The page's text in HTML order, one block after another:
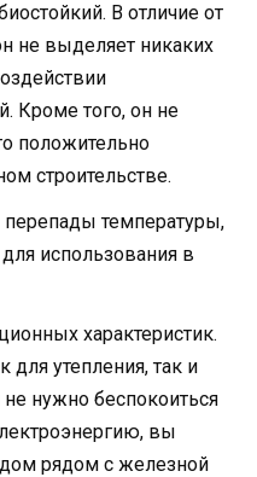
В отличие от
не выделяет никаких
Кроме того, он не
положительно
строительстве.
температуры,
использования в
характеристик.
для утепления, так и
нужно беспокоиться
вы
рядом с железной